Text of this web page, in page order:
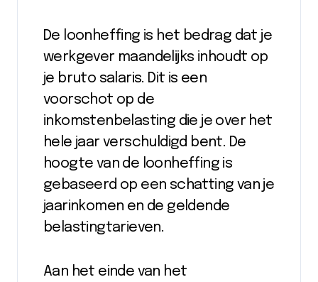
De loonheffing is het bedrag dat je
werkgever maandelijks inhoudt op
je bruto salaris. Dit is een
voorschot op de
inkomstenbelasting die je over het
hele jaar verschuldigd bent. De
hoogte van de loonheffing is
gebaseerd op een schatting van je
jaarinkomen en de geldende
belastingtarieven.
Aan het einde van het